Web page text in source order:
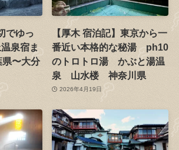
でゆっ
泉宿ま
〜大分
【厚木 宿泊記】東京から一
番近い本格的な秘湯 ph10
のトロトロ湯 かぶと湯温
泉 山水楼 神奈川県
2026年4月19日